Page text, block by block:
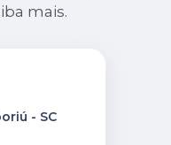
mais.
- SC